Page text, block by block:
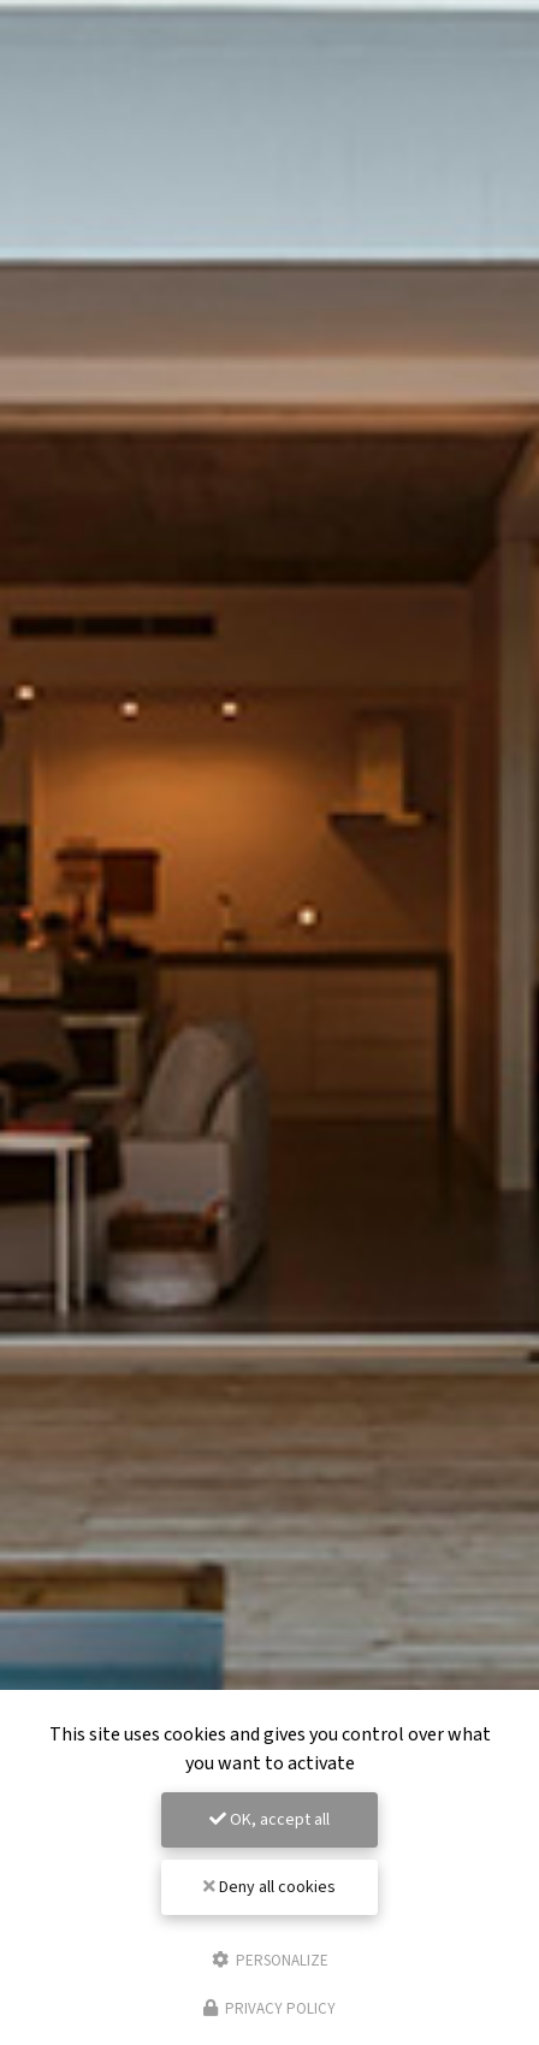
This site uses cookies and gives you control over what
you want to activate
OK, accept all
Deny all cookies
PERSONALIZE
PRIVACY POLICY